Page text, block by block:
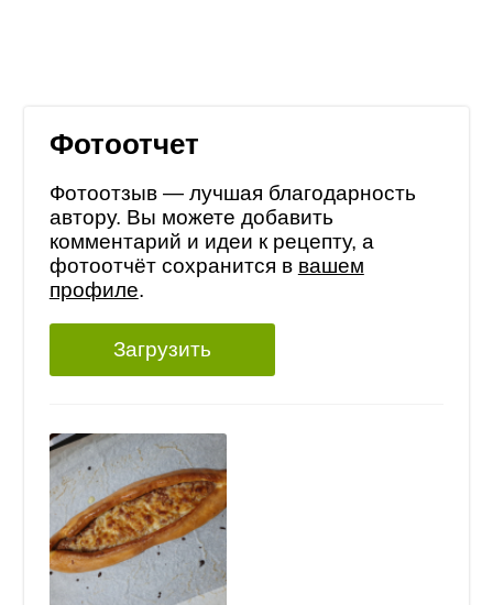
Фотоотчет
Фотоотзыв — лучшая благодарность
автору. Вы можете добавить
комментарий и идеи к рецепту, а
фотоотчёт сохранится в вашем
профиле.
Загрузить